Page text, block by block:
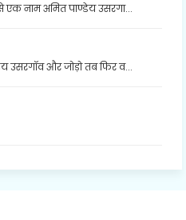
एक नाम अमित पाण्डेय उसरगा...
उसरगॉव और जोड़ो तब फिर व...